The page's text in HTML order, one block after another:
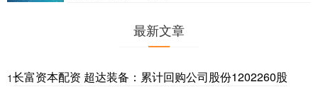
最新文章
1长富资本配资 超达装备：累计回购公司股份1202260股